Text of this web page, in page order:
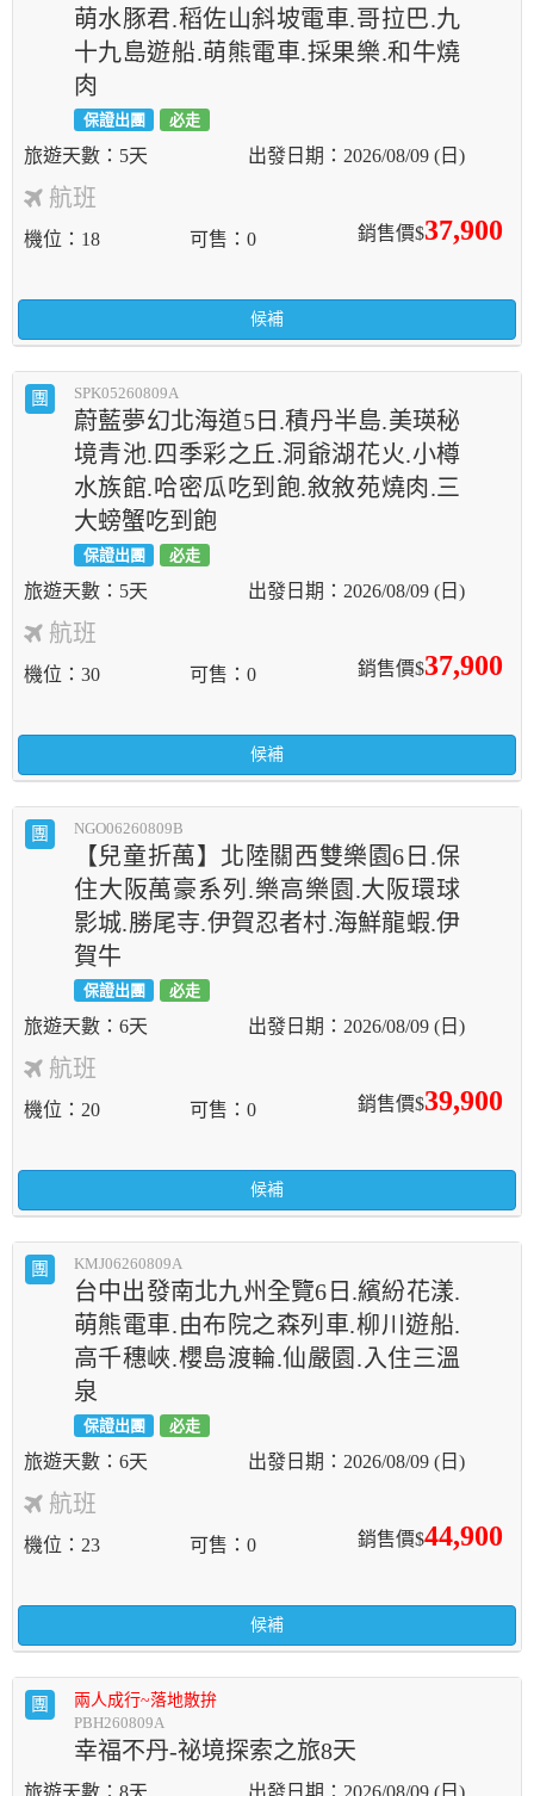
萌水豚君.稻佐山斜坡電車.哥拉巴.九
十九島遊船.萌熊電車.採果樂.和牛燒
肉
保證出團 必走
5天 2026/08/09 (日)
航班
銷售價$37,900
機位 18 可售 0
候補
團 SPK05260809A
蔚藍夢幻北海道5日.積丹半島.美瑛秘
境青池.四季彩之丘.洞爺湖花火.小樽
水族館.哈密瓜吃到飽.敘敘苑燒肉.三
大螃蟹吃到飽
保證出團 必走
5天 2026/08/09 (日)
航班
銷售價$37,900
機位 30 可售 0
候補
團 NGO06260809B
【兒童折萬】北陸關西雙樂園6日.保
住大阪萬豪系列.樂高樂園.大阪環球
影城.勝尾寺.伊賀忍者村.海鮮龍蝦.伊
賀牛
保證出團 必走
6天 2026/08/09 (日)
航班
銷售價$39,900
機位 20 可售 0
候補
團 KMJ06260809A
台中出發南北九州全覽6日.繽紛花漾.
萌熊電車.由布院之森列車.柳川遊船.
高千穗峽.櫻島渡輪.仙嚴園.入住三溫
泉
保證出團 必走
6天 2026/08/09 (日)
航班
銷售價$44,900
機位 23 可售 0
候補
團
兩人成行~落地散拚
PBH260809A
幸福不丹-祕境探索之旅8天
8天 2026/08/09 (日)